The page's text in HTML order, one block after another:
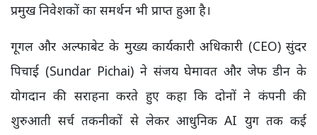
प्रमुख निवेशकों का समर्थन भी प्राप्त हुआ है।
गूगल और अल्फाबेट के मुख्य कार्यकारी अधिकारी (CEO) सुंदर
पिचाई (Sundar Pichai) ने संजय घेमावत और जेफ डीन के
योगदान की सराहना करते हुए कहा कि दोनों ने कंपनी की
शुरुआती सर्च तकनीकों से लेकर आधुनिक AI युग तक कई